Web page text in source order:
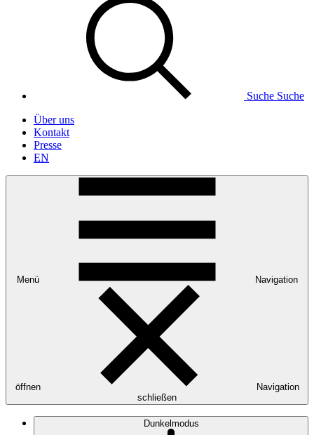
Suche Suche
Über uns
Kontakt
Presse
EN
Menü Navigation
öffnen
Navigation
schließen
Dunkelmodus